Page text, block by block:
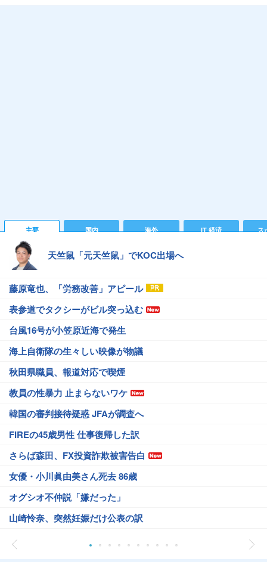
主要 国内 海外 IT 経済 ス
天竺鼠「元天竺鼠」でKOC出場へ
藤原竜也、「労務改善」アピール
表参道でタクシーがビル突っ込む
台風16号が小笠原近海で発生
海上自衛隊の生々しい映像が物議
秋田県職員、報道対応で喫煙
教員の性暴力 止まらないワケ
韓国の審判接待疑惑 JFAが調査へ
FIREの45歳男性 仕事復帰した訳
さらば森田、FX投資詐欺被害告白
女優・小川眞由美さん死去 86歳
オグシオ不仲説「嫌だった」
山崎怜奈、突然妊娠だけ公表の訳